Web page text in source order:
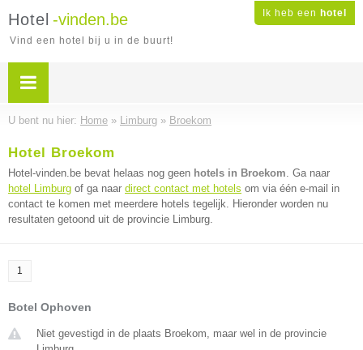
Ik heb een hotel
Hotel -vinden.be
Vind een hotel bij u in de buurt!
U bent nu hier: Home » Limburg » Broekom
Hotel Broekom
Hotel-vinden.be bevat helaas nog geen hotels in Broekom. Ga naar
hotel Limburg of ga naar direct contact met hotels om via één e-mail in
contact te komen met meerdere hotels tegelijk. Hieronder worden nu
resultaten getoond uit de provincie Limburg.
1
Botel Ophoven
Niet gevestigd in de plaats Broekom, maar wel in de provincie